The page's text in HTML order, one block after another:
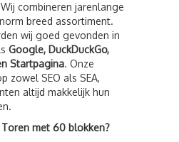
combineren jarenlange
breed assortiment.
wij goed gevonden in
Google, DuckDuckGo,
Startpagina. Onze
zowel SEO als SEA,
altijd makkelijk hun
Toren met 60 blokken?